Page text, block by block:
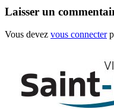
Laisser un
Vous devez vous connecter